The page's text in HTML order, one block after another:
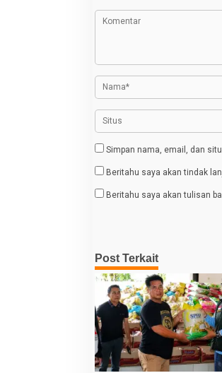
p
o
s
Simpan nama, email, dan
Beritahu saya akan tindak
Beritahu saya akan tulisan
Post Terkait